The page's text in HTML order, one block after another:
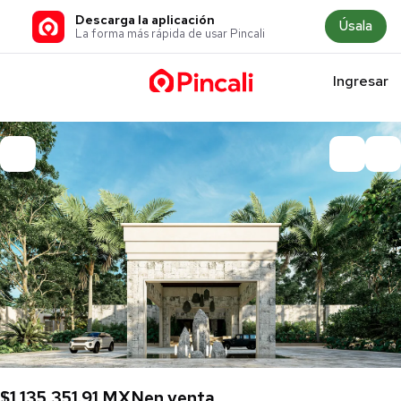
Descarga la aplicación
La forma más rápida de usar Pincali Úsala
Ingresar